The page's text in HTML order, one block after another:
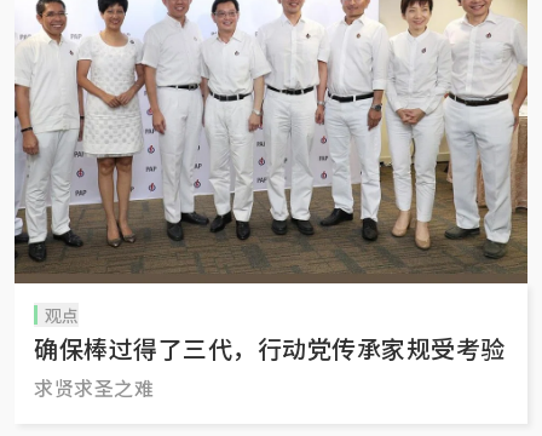
观点
确保棒过得了三代，行动党传承家规受考验
求贤求圣之难